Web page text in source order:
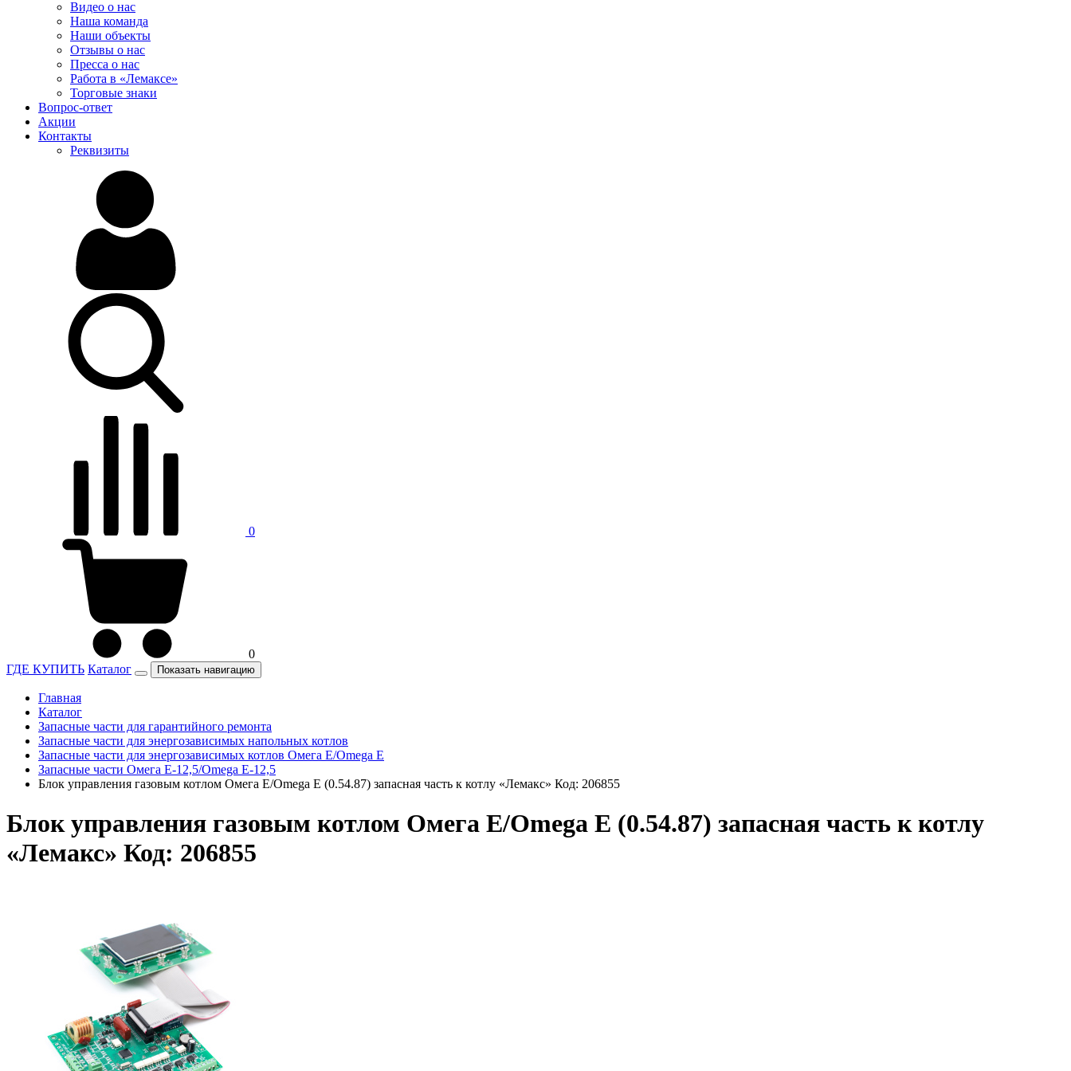
Видео о нас
Наша команда
Наши объекты
Отзывы о нас
Пресса о нас
Работа в «Лемаксе»
Торговые знаки
Вопрос-ответ
Акции
Контакты
Реквизиты
0
0
ГДЕ КУПИТЬ Каталог Показать навигацию
Главная
Каталог
Запасные части для гарантийного ремонта
Запасные части для энергозависимых напольных котлов
Запасные части для энергозависимых котлов Омега Е/Omega E
Запасные части Омега E-12,5/Omega E-12,5
Блок управления газовым котлом Омега Е/Omega E (0.54.87) запасная часть к котлу «Лемакс» Код: 206855
Блок управления газовым котлом Омега Е/Omega E (0.54.87) запасная часть к котлу
«Лемакс» Код: 206855